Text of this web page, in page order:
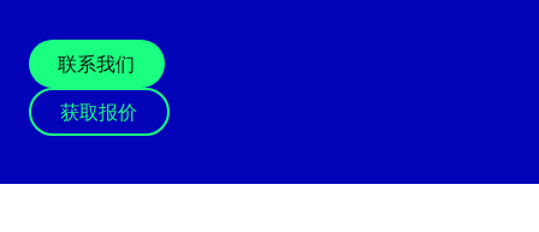
联系我们
获取报价